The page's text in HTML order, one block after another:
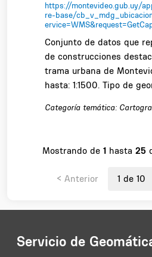
https://montevideo.gub.uy/
re-base/
Conjunto de datos que
de construcciones
trama urbana de
hasta: 1:1500. Tipo de
Categoría temática:
Mostrando de 1 hasta 25
< Anterior 1 de 10
Servicio de